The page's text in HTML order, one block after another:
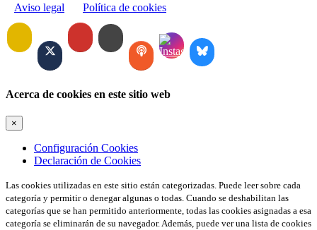
Aviso legal Política de cookies
Acerca de cookies en este sitio web
×
Configuración Cookies
Declaración de Cookies
Las cookies utilizadas en este sitio están categorizadas. Puede leer sobre cada
categoría y permitir o denegar algunas o todas. Cuando se deshabilitan las
categorías que se han permitido anteriormente, todas las cookies asignadas a esa
categoría se eliminarán de su navegador. Además, puede ver una lista de cookies